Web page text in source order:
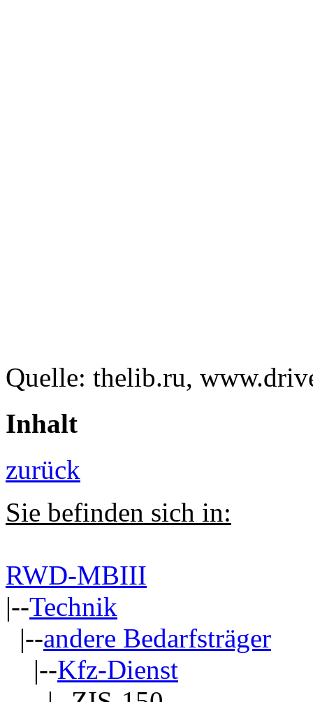
Quelle: thelib.ru,
Inhalt
zurück
Sie befinden sich in:
RWD-MBIII
|--Technik
|--andere Bedarfsträger
|--Kfz-Dienst